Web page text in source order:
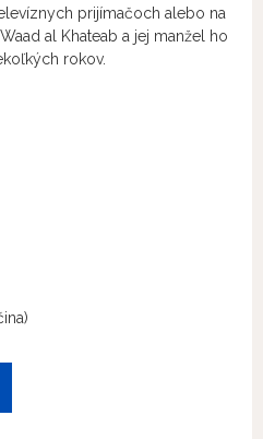
prijímačoch alebo na
al Khateab a jej manžel ho
rokov.